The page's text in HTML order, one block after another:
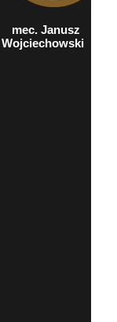
mec. Janusz
Wojciechowski